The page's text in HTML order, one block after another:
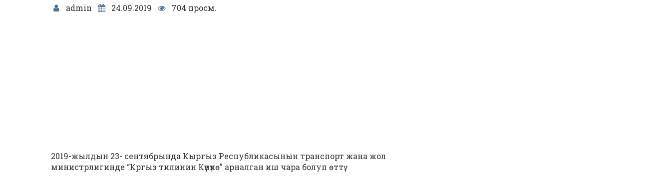
admin 24.09.2019 704 просм.
2019-жылдын 23- сентябрында Кыргыз Республикасынын транспорт жана жол
министрлигинде “Кргыз тилинин Күнүнѳ” арналган иш чара болуп ѳттү.